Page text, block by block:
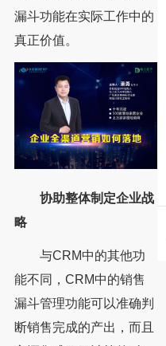
漏斗功能在实际工作中的
真正价值。
协助整体制定企业战
略
与CRM中的其他功
能不同，CRM中的销售
漏斗管理功能可以准确判
断销售完成的产出，而且
转型
新金属上线永拓五金ERP，是